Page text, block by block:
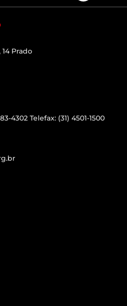
Prado
4302 Telefax: (31) 4501-1500